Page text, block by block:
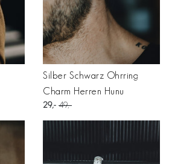
Silber Schwarz Ohrring
Charm Herren Hunu
29 49